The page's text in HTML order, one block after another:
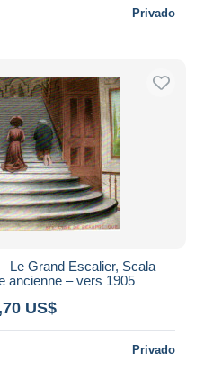
Privado
Le Grand Escalier, Scala
ancienne – vers 1905
US$
Privado